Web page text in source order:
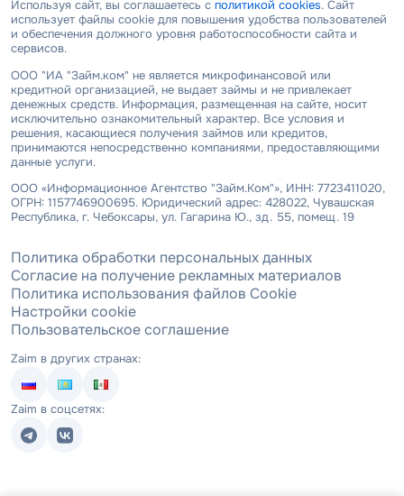
Используя сайт, вы соглашаетесь с политикой cookies. Сайт
использует файлы cookie для повышения удобства пользователей
и обеспечения должного уровня работоспособности сайта и
сервисов.
ООО "ИА "Займ.ком" не является микрофинансовой или
кредитной организацией, не выдает займы и не привлекает
денежных средств. Информация, размещенная на сайте, носит
исключительно ознакомительный характер. Все условия и
решения, касающиеся получения займов или кредитов,
принимаются непосредственно компаниями, предоставляющими
данные услуги.
ООО «Информационное Агентство "Займ.Ком"», ИНН: 7723411020,
ОГРН: 1157746900695. Юридический адрес: 428022, Чувашская
Республика, г. Чебоксары, ул. Гагарина Ю., зд. 55, помещ. 19
Политика обработки персональных данных
Согласие на получение рекламных материалов
Политика использования файлов Cookie
Настройки cookie
Пользовательское соглашение
Zaim в других странах:
Zaim в соцсетях: